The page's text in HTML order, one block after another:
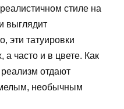
стиле на
выглядит
эти татуировки
часто и в цвете. Как
отдают
необычным